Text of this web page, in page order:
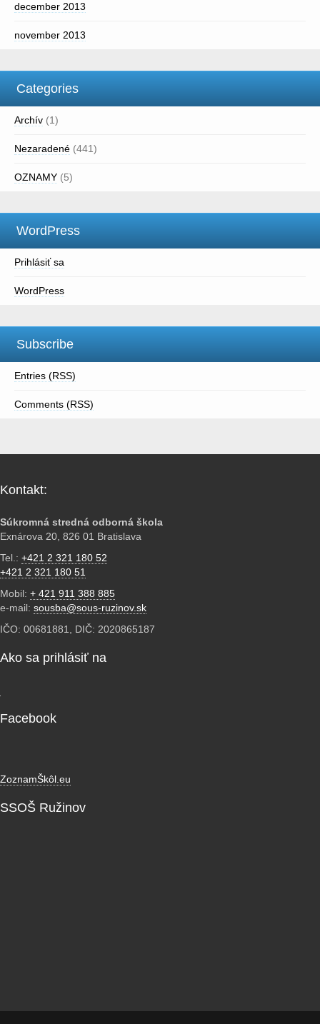
december 2013
november 2013
Categories
Archív (1)
Nezaradené (441)
OZNAMY (5)
WordPress
Prihlásiť sa
WordPress
Subscribe
Entries (RSS)
Comments (RSS)
Kontakt:
Súkromná stredná odborná škola
Exnárova 20, 826 01 Bratislava
Tel.: +421 2 321 180 52
+421 2 321 180 51
Mobil: + 421 911 388 885
e-mail: sousba@sous-ruzinov.sk
IČO: 00681881, DIČ: 2020865187
Ako sa prihlásiť na
Facebook
ZoznamŠkôl.eu
SSOŠ Ružinov